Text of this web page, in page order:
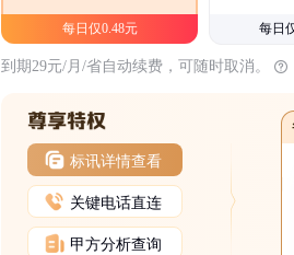
每日仅0.48元 每日
到期29元/月/省自动续费，可随时取消。
标讯详情查看
关键电话直连
甲方分析查询